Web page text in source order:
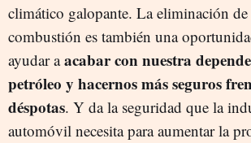
climático galopante. La eliminación
combustión es también una
ayudar aacabar con nuestra
petróleo y hacernos más seguros
déspotas. Y da la seguridad que la
automóvil necesita para aumentar la